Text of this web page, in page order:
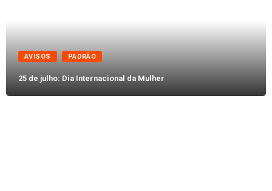
AVISOS PADRÃO
25 de julho: Dia Internacional da Mulher